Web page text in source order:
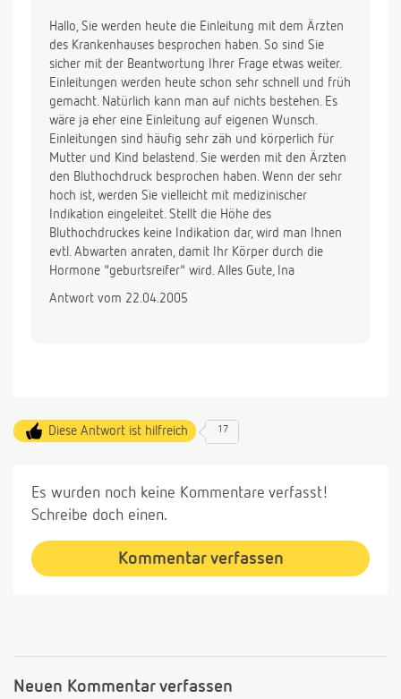
Hallo, Sie werden heute die Einleitung mit dem Ärzten
des Krankenhauses besprochen haben. So sind Sie
sicher mit der Beantwortung Ihrer Frage etwas weiter.
Einleitungen werden heute schon sehr schnell und früh
gemacht. Natürlich kann man auf nichts bestehen. Es
wäre ja eher eine Einleitung auf eigenen Wunsch.
Einleitungen sind häufig sehr zäh und körperlich für
Mutter und Kind belastend. Sie werden mit den Ärzten
den Bluthochdruck besprochen haben. Wenn der sehr
hoch ist, werden Sie vielleicht mit medizinischer
Indikation eingeleitet. Stellt die Höhe des
Bluthochdruckes keine Indikation dar, wird man Ihnen
evtl. Abwarten anraten, damit Ihr Körper durch die
Hormone "geburtsreifer" wird. Alles Gute, Ina
Antwort vom 22.04.2005
Diese Antwort ist hilfreich 17
Es wurden noch keine Kommentare verfasst!
Schreibe doch einen.
Kommentar verfassen
Neuen Kommentar verfassen